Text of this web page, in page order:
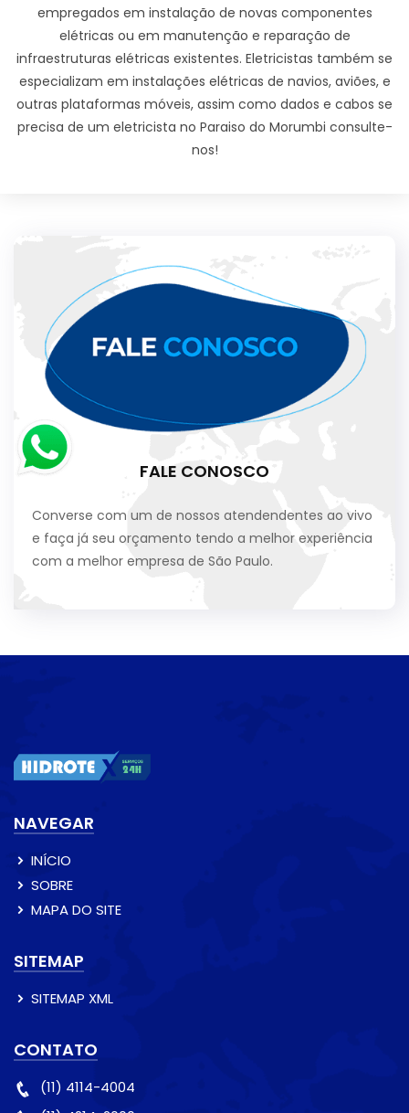
empregados em instalação de novas componentes
elétricas ou em manutenção e reparação de
infraestruturas elétricas existentes. Eletricistas também se
especializam em instalações elétricas de navios, aviões, e
outras plataformas móveis, assim como dados e cabos se
precisa de um eletricista no Paraiso do Morumbi consulte-
nos!
FALE CONOSCO
Converse com um de nossos atendendentes ao vivo
e faça já seu orçamento tendo a melhor experiência
com a melhor empresa de São Paulo.
NAVEGAR
INÍCIO
SOBRE
MAPA DO SITE
SITEMAP
SITEMAP XML
CONTATO
(11) 4114-4004